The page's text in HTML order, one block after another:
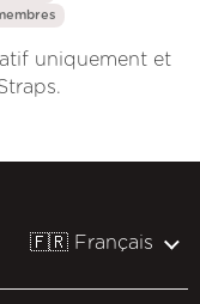
uniquement et
🇫🇷 Français